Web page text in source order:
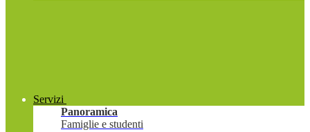
Servizi
Panoramica
Famiglie e studenti